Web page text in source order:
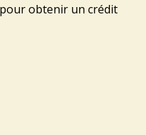
obtenir un crédit